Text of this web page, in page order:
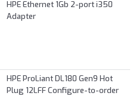
HPE Ethernet 1Gb 2-port i350
Adapter
HPE ProLiant DL180 Gen9 Hot
Plug 12LFF Configure-to-order